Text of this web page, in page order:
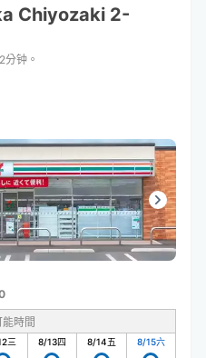
Chiyozaki 2-
钟。
時間
三 8/13四 8/14五 8/15六